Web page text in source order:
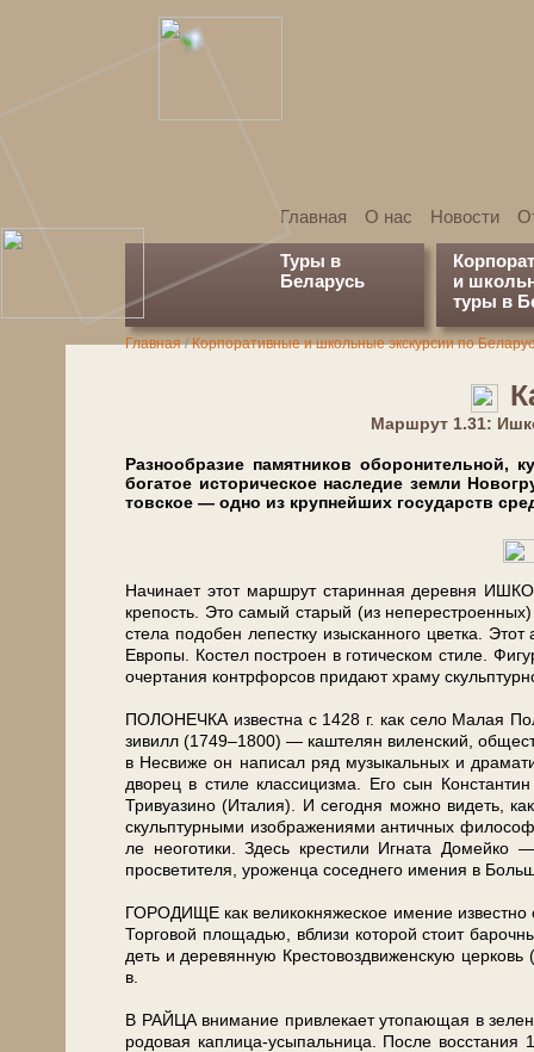
Главная О нас Новости
Туры в
Беларусь
и
туры в
Главная/Корпоративные и школьные экскурсии по
Марш­рут 1.31:
Разнообразие па­мят­ни­ков оборонительной,
богатое историческое на­сле­дие зем­ли
тов­ское — од­но из круп­ней­ших го­су­дарств
Начинает этот маршрут ста­рин­ная де­рев­ня
кре­пость. Это самый ста­рый (из
сте­ла подобен лепестку изыс­кан­но­го цветка.
Ев­ро­пы. Костел по­стро­ен в готическом сти­ле.
очертания контрфорсов при­да­ют храму
ПОЛОНЕЧКА из­вест­на с 1428 г. как се­ло Малая
зи­вилл (1749–1800) — каштелян виленский,
в Не­сви­же он на­пи­сал ряд му­зы­каль­ных и
дво­рец в сти­ле клас­си­циз­ма. Его сын
Тривуазино (Италия). И се­год­ня мож­но видеть,
скульптурными изображениями античных
ле не­ого­ти­ки. Здесь кре­сти­ли Игната
просветителя, уро­жен­ца соседнего име­ния в
ГОРОДИЩЕ как великокняжеское име­ние
Торговой пло­ща­дью, вбли­зи ко­то­рой стоит
деть и деревянную Крестовоздвиженскую
в.
В РАЙЦА вни­ма­ние при­вле­ка­ет утопающая в
родовая каплица-усыпальница. После